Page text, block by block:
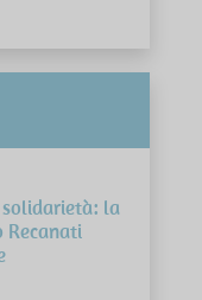
solidarietà: la
Recanati